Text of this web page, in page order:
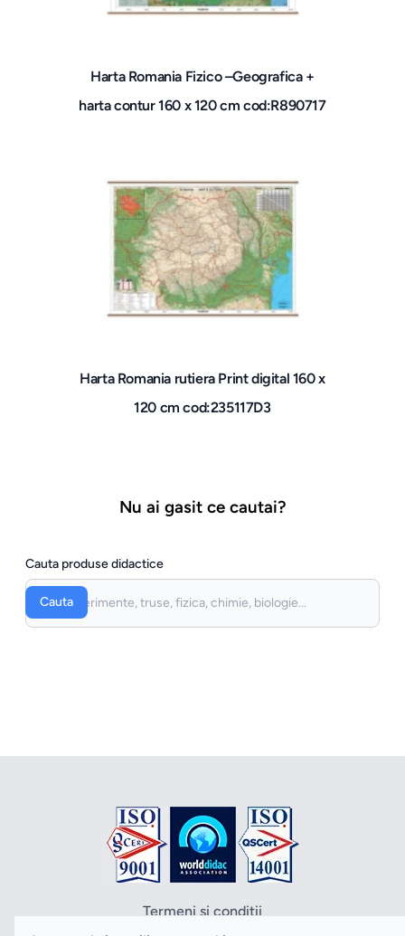
Harta Romania Fizico –Geografica +
harta contur 160 x 120 cm cod:R890717
Harta Romania rutiera Print digital 160 x
120 cm cod:235117D3
Nu ai gasit ce cautai?
Cauta produse didactice
Cauta
Termeni si conditii